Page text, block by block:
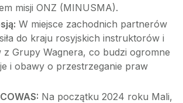
misji ONZ (MINUSMA).
W miejsce zachodnich partnerów
do kraju rosyjskich instruktorów i
z Grupy Wagnera, co budzi ogromne
i obawy o przestrzeganie praw
Na początku 2024 roku Mali,